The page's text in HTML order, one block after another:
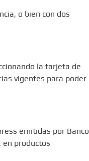
o bien con dos
la tarjeta de
vigentes para poder
emitidas por Banco
en productos